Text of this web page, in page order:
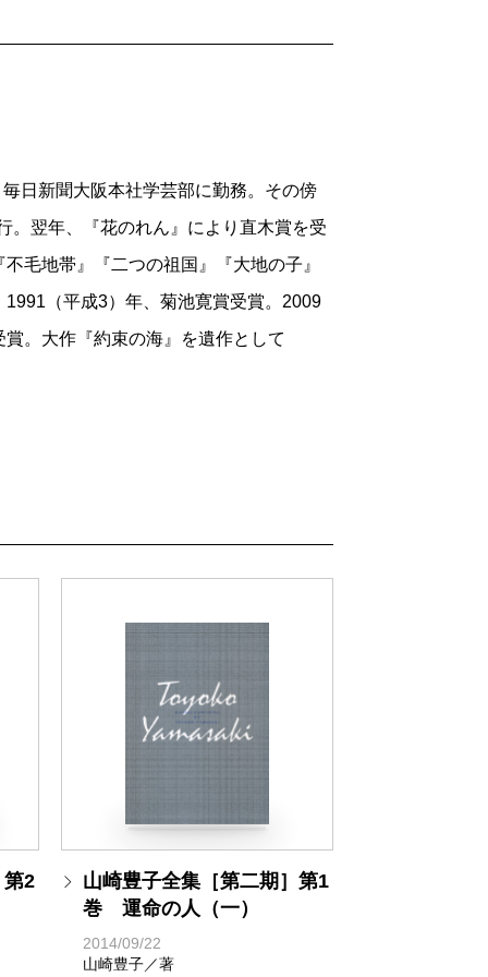
日新聞大阪本社学芸部に勤務。その傍
。翌年、『花のれん』により直木賞を受
毛地帯』『二つの祖国』『大地の子』
1991（平成3）年、菊池寛賞受賞。2009
。大作『約束の海』を遺作として
第2
山崎豊子全集［第二期］第1
巻 運命の人（一）
2014/09/22
山崎豊子／著